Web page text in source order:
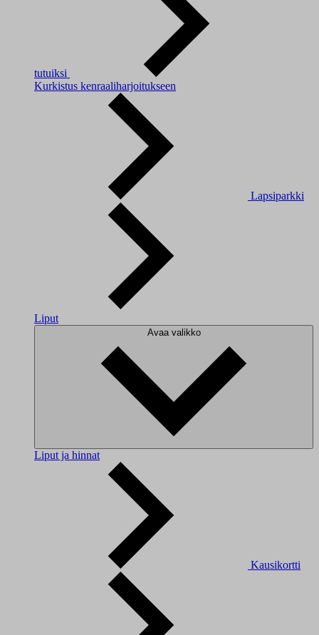
tutuiksi
Kurkistus kenraaliharjoitukseen
Lapsiparkki
Liput
Avaa valikko
Liput ja hinnat
Kausikortti